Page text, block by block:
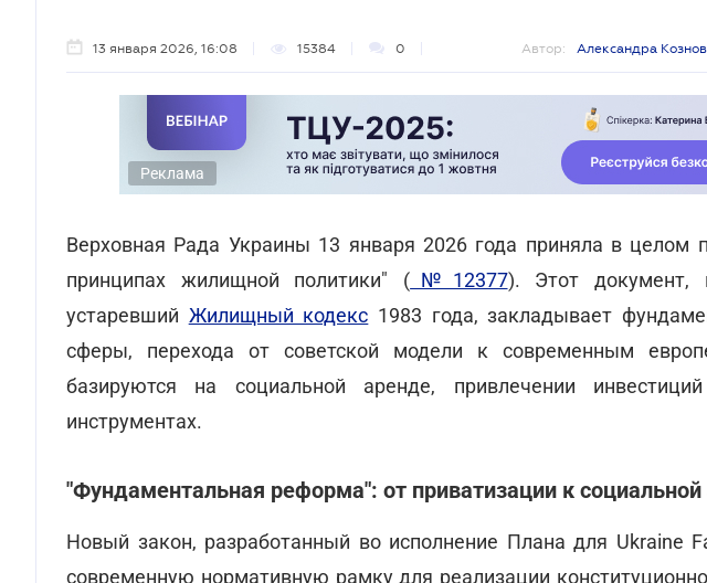
13 января 2026, 16:08 15384 0 Автор: Александра
Реклама
Верховная Рада Украины 13 января 2026 года приняла в целом
принципах жилищной политики" ( №12377). Этот документ,
устаревший Жилищный кодекс 1983 года, закладывает
сферы, перехода от советской модели к современным
базируются на социальной аренде, привлечении
инструментах.
"Фундаментальная реформа": от приватизации к
Новый закон, разработанный во исполнение Плана для Ukraine
современную нормативную рамку для реализации